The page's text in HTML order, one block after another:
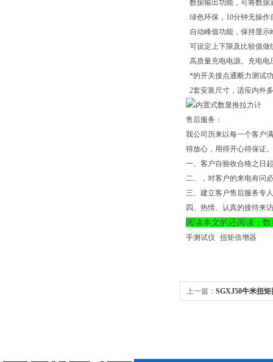
数据输出功能，可将数
绿色环保，10分钟无操
自动峰值功能，保持显示
可设定上下限及比较值做
高质量充电电源。充电电
*的开关接点通断力测试
2套安装尺寸，适应内外
售后服务：
我公司历来以每一个客户
得放心，用得开心得保证
一、客户自验收合格之日
二、，对客户的来电有问
三、建立客户售后服务专
四、热情、认真的接待来
阅读本文的还阅读：
手测试仪 扭矩倍增器
上一篇： SGXJ50牛米扭